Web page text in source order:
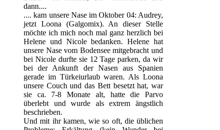
dann....
.... kam unsere Nase im Oktober 04: Audrey,
jetzt Loona (Galgomix). An dieser Stelle
möchte ich mich noch mal ganz herzlich bei
Helene und Nicole bedanken. Helene hat
unsere Nase vom Bodensee mitgebracht und
bei Nicole durfte sie 12 Tage parken, da wir
bei der Ankunft der Nasen aus Spanien
gerade im Türkeiurlaub waren. Als Loona
unsere Couch und das Bett besetzt hat, war
sie ca. 7-8 Monate alt, hatte die Parvo
überlebt und wurde als extrem ängstlich
beschrieben.
Und mit ihr kamen, wie so oft, die üblichen